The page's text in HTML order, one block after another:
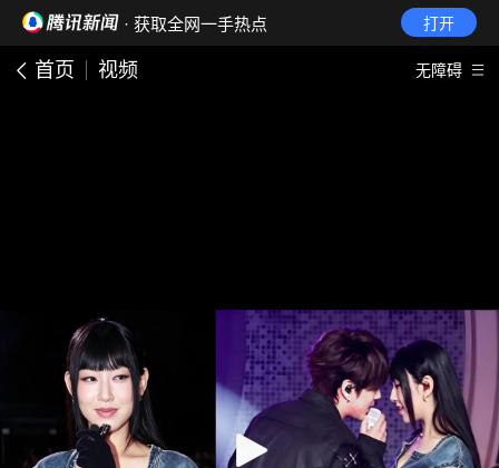
· 获取全网一手热点 打开
首页 视频 无障碍